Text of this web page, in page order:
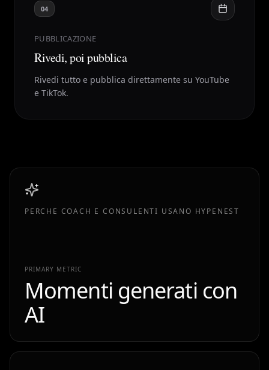
04
PUBBLICAZIONE
Rivedi, poi pubblica
Rivedi tutto e pubblica direttamente su YouTube
e TikTok.
PERCHE COACH E CONSULENTI USANO HYPENEST
PRIMARY METRIC
Momenti generati con
AI